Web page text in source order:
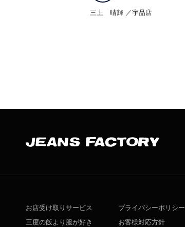
三上 晴輝 宇品店
お店受け取りサービス
三度の飯より服が好き
プライバシーポリシー
お客様対応方針